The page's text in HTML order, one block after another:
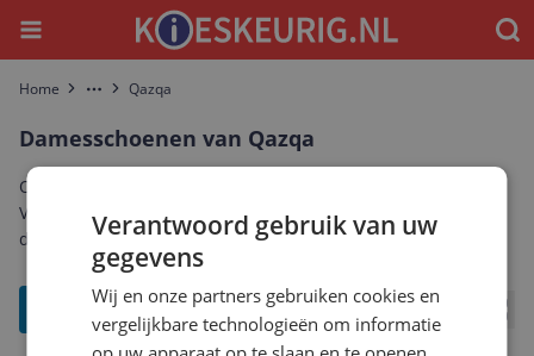
Menu
Home More Qazqa
Damesschoenen van Qazqa
Ontdek het complete aanbod damesschoenen van Qazqa.
Vergelijk prijzen, specificaties en reviews om de beste Qazqa
damesschoenen te vinden die bij jou past.
Verantwoord gebruik van uw
gegevens
Wij en onze partners gebruiken cookies en
vergelijkbare technologieën om informatie